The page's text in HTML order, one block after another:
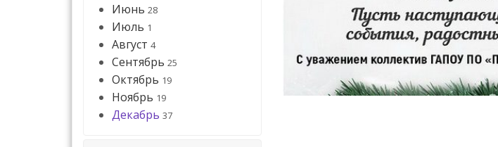
Июнь 28
Июль 1
Август 4
Сентябрь 25
Октябрь 19
Ноябрь 19
Декабрь 37